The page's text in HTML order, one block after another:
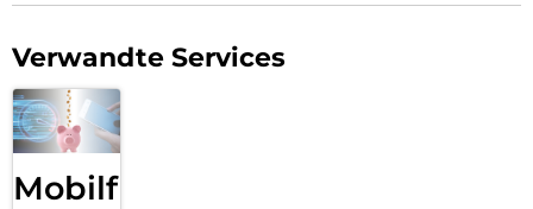
Verwandte Services
Mobilfunk